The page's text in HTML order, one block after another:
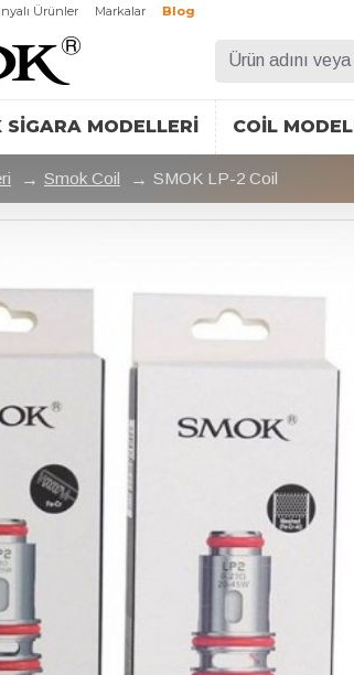
Ürünler Markalar Blog
SIGARA MODELLERI COIL
Smok Coil SMOK LP-2 Coil